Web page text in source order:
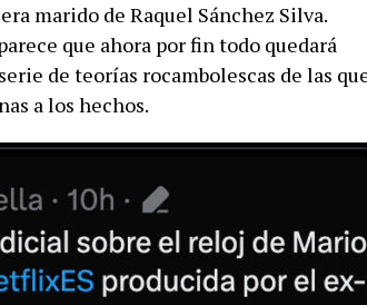
marido de Raquel Sánchez Silva.
que ahora por fin todo quedará
de teorías rocambolescas de las
a los hechos.